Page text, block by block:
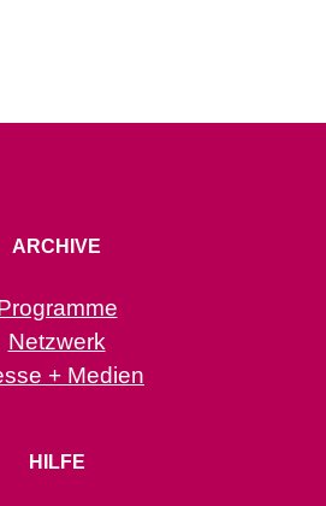
ARCHIVE
Netzwerk
+ Medien
HILFE